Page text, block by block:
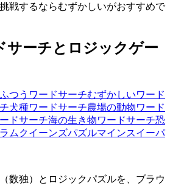
戦するならむずかしいがおすすめで
サーチとロジックゲー
ふつうワードサーチむずかしいワード
犬種ワードサーチ農場の動物ワード
ドサーチ海の生き物ワードサーチ恐
ムクイーンズパズルマインスイーパ
数独）とロジックパズルを、ブラウ